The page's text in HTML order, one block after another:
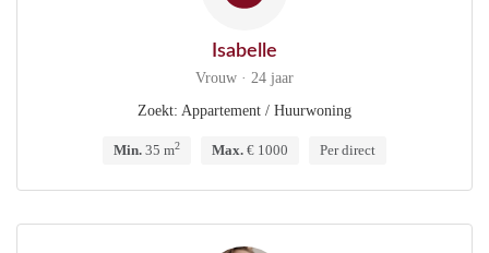
Isabelle
Vrouw · 24 jaar
Zoekt: Appartement / Huurwoning
Min. 35 m2 Max. € 1000 Per direct